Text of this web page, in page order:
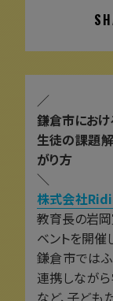
／
鎌倉市にお
生徒の課題
がり方
＼
株式会社
教育長の岩
ベントを開催
鎌倉市では
連携しながら